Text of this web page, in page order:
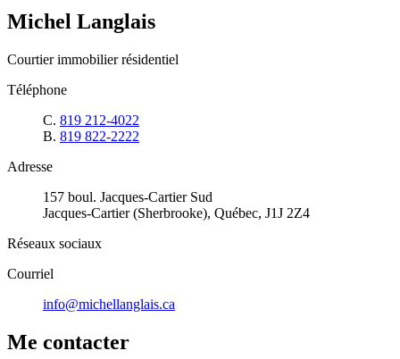
Michel Langlais
Courtier immobilier résidentiel
Téléphone
C. 819 212-4022
B. 819 822-2222
Adresse
157 boul. Jacques-Cartier Sud
Jacques-Cartier (Sherbrooke), Québec, J1J 2Z4
Réseaux sociaux
Courriel
info@michellanglais.ca
Me contacter